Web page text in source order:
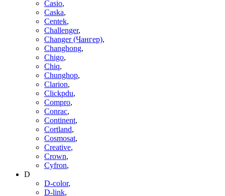
Casio,
Caska,
Centek,
Challenger,
Changer (Чангер),
Changhong,
Chigo,
Chiq,
Chunghop,
Clarion,
Clickpdu,
Compro,
Conrac,
Continent,
Cortland,
Cosmosat,
Creative,
Crown,
Cyfron,
D
D-color,
D-link,